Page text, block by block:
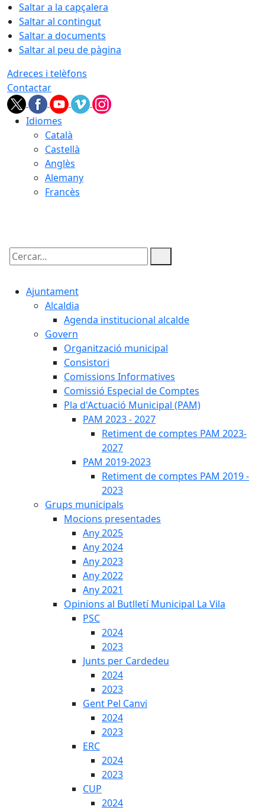
Saltar a la capçalera
Saltar al contingut
Saltar a documents
Saltar al peu de pàgina
Adreces i telèfons
Contactar
Idiomes
Català
Castellà
Anglès
Alemany
Francès
Cercar:
Ajuntament
Alcaldia
Agenda institucional alcalde
Govern
Organització municipal
Consistori
Comissions Informatives
Comissió Especial de Comptes
Pla d'Actuació Municipal (PAM)
PAM 2023 - 2027
Retiment de comptes PAM 2023-
2027
PAM 2019-2023
Retiment de comptes PAM 2019 -
2023
Grups municipals
Mocions presentades
Any 2025
Any 2024
Any 2023
Any 2022
Any 2021
Opinions al Butlletí Municipal La Vila
PSC
2024
2023
Junts per Cardedeu
2024
2023
Gent Pel Canvi
2024
2023
ERC
2024
2023
CUP
2024